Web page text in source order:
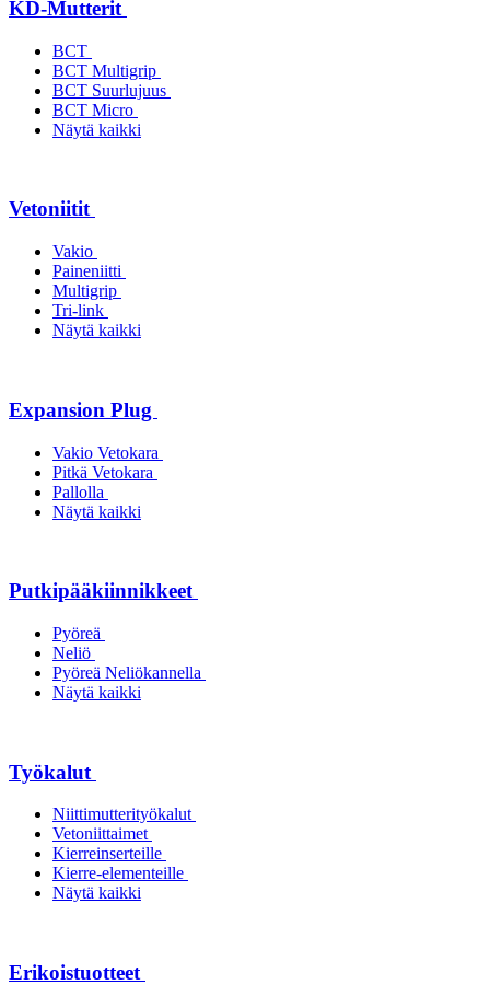
KD-Mutterit
BCT
BCT Multigrip
BCT Suurlujuus
BCT Micro
Näytä kaikki
Vetoniitit
Vakio
Paineniitti
Multigrip
Tri-link
Näytä kaikki
Expansion Plug
Vakio Vetokara
Pitkä Vetokara
Pallolla
Näytä kaikki
Putkipääkiinnikkeet
Pyöreä
Neliö
Pyöreä Neliökannella
Näytä kaikki
Työkalut
Niittimutterityökalut
Vetoniittaimet
Kierreinserteille
Kierre-elementeille
Näytä kaikki
Erikoistuotteet